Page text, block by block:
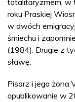
totalitaryzmem, w
roku Praskiej
w dwóch
śmiechu i
(1984). Drugie z
sławę.
Pisarz i jego żona
opublikowanie w